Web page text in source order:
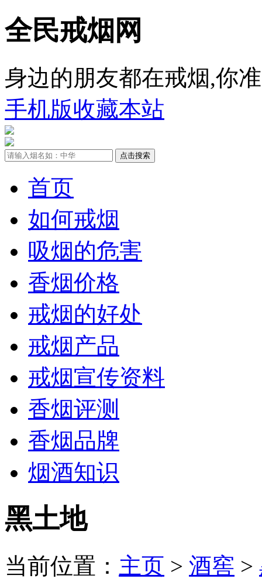
全民戒烟网
身边的朋友都在戒烟,你
手机版收藏本站
首页
如何戒烟
吸烟的危害
香烟价格
戒烟的好处
戒烟产品
戒烟宣传资料
香烟评测
香烟品牌
烟酒知识
黑土地
当前位置： 主页 > 酒窖 >